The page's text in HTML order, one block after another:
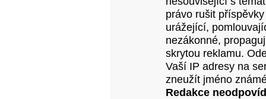
právo rušit
urážející,
nezákonné,
skrytou reklamu.
Vaší IP adresy na
zneužít jméno
Redakce